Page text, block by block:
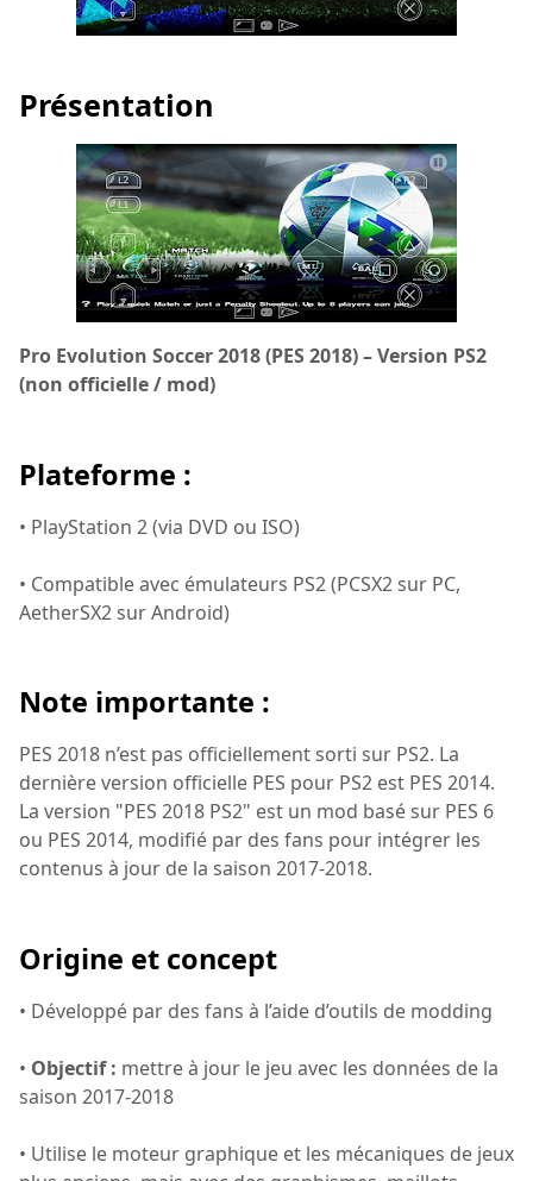
Présentation
Pro Evolution Soccer 2018 (PES 2018) – Version PS2
(non officielle / mod)
Plateforme :
• PlayStation 2 (via DVD ou ISO)
• Compatible avec émulateurs PS2 (PCSX2 sur PC,
AetherSX2 sur Android)
Note importante :
PES 2018 n’est pas officiellement sorti sur PS2. La
dernière version officielle PES pour PS2 est PES 2014.
La version "PES 2018 PS2" est un mod basé sur PES 6
ou PES 2014, modifié par des fans pour intégrer les
contenus à jour de la saison 2017-2018.
Origine et concept
• Développé par des fans à l’aide d’outils de modding
• Objectif : mettre à jour le jeu avec les données de la
saison 2017-2018
• Utilise le moteur graphique et les mécaniques de jeux